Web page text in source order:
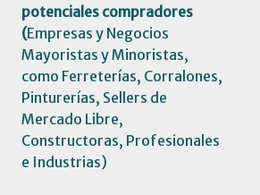
potenciales compradores
(Empresas y Negocios
Mayoristas y Minoristas,
como Ferreterías, Corralones,
Pinturerías, Sellers de
Mercado Libre,
Constructoras, Profesionales
e Industrias)